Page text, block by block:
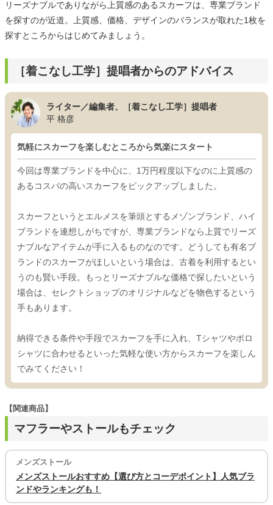
リーズナブルでありながら上質感のあるスカーフは、専業ブランド
を探すのが近道。上質感、価格、デザインのバランスが取れた1枚を
探すところからはじめてみましょう。
［着こなし工学］提唱者からのアドバイス
ライター／編集者、［着こなし工学］提唱者
平 格彦
気軽にスカーフを楽しむところから気楽にスタート
今回は専業ブランドを中心に、1万円程度以下なのに上質感の
あるコスパの高いスカーフをピックアップしました。
スカーフというとエルメスを筆頭とするメゾンブランド、ハイ
ブランドを連想しがちですが、専業ブランドなら上質でリーズ
ナブルなアイテムが手に入るものなのです。どうしても有名ブ
ランドのスカーフがほしいという場合は、古着を利用するとい
うのも賢い手段。もっとリーズナブルな価格で探したいという
場合は、セレクトショップのオリジナルなどを物色するという
手もあります。
納得できる条件や手段でスカーフを手に入れ、Tシャツやポロ
シャツに合わせるといった気軽な使い方からスカーフを楽しん
でみてください！
マフラーやストールもチェック
【関連商品】
メンズストール
メンズストールおすすめ【選び方とコーデポイント】人気ブラ
ンドやランキングも！